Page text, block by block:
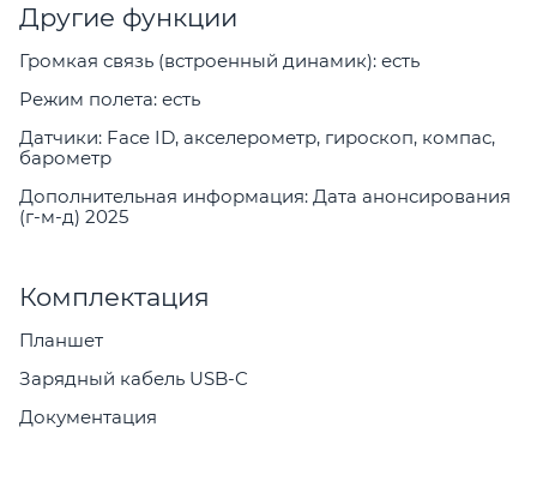
Другие функции
Громкая связь (встроенный динамик): есть
Режим полета: есть
Датчики: Face ID, акселерометр, гироскоп, компас,
барометр
Дополнительная информация: Дата анонсирования
(г-м-д) 2025
Комплектация
Планшет
Зарядный кабель USB-C
Документация